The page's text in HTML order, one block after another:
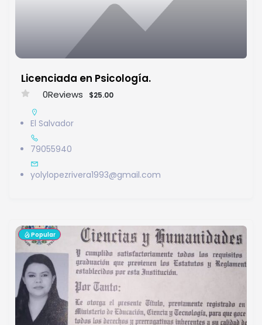
Licenciada en Psicología.
0Reviews $25.00
El Salvador
79055940
yolylopezrivera1993@gmail.com
Popular